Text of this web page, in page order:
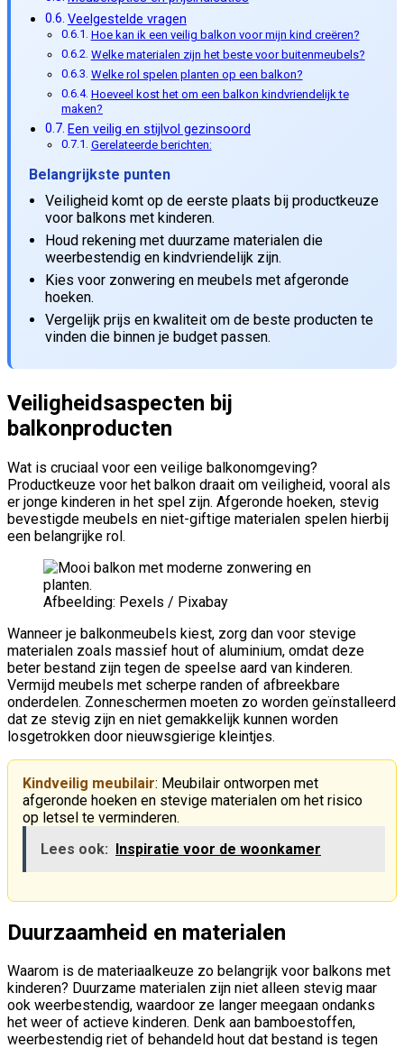
Veelgestelde vragen
Hoe kan ik een veilig balkon voor mijn kind creëren?
Welke materialen zijn het beste voor buitenmeubels?
Welke rol spelen planten op een balkon?
Hoeveel kost het om een balkon kindvriendelijk te
maken?
Een veilig en stijlvol gezinsoord
Gerelateerde berichten:
Belangrijkste punten
Veiligheid komt op de eerste plaats bij productkeuze
voor balkons met kinderen.
Houd rekening met duurzame materialen die
weerbestendig en kindvriendelijk zijn.
Kies voor zonwering en meubels met afgeronde
hoeken.
Vergelijk prijs en kwaliteit om de beste producten te
vinden die binnen je budget passen.
Veiligheidsaspecten bij
balkonproducten
Wat is cruciaal voor een veilige balkonomgeving?
Productkeuze voor het balkon draait om veiligheid, vooral als
er jonge kinderen in het spel zijn. Afgeronde hoeken, stevig
bevestigde meubels en niet-giftige materialen spelen hierbij
een belangrijke rol.
Afbeelding: Pexels / Pixabay
Wanneer je balkonmeubels kiest, zorg dan voor stevige
materialen zoals massief hout of aluminium, omdat deze
beter bestand zijn tegen de speelse aard van kinderen.
Vermijd meubels met scherpe randen of afbreekbare
onderdelen. Zonneschermen moeten zo worden geïnstalleerd
dat ze stevig zijn en niet gemakkelijk kunnen worden
losgetrokken door nieuwsgierige kleintjes.
Kindveilig meubilair: Meubilair ontworpen met
afgeronde hoeken en stevige materialen om het risico
op letsel te verminderen.
Lees ook: Inspiratie voor de woonkamer
Duurzaamheid en materialen
Waarom is de materiaalkeuze zo belangrijk voor balkons met
kinderen? Duurzame materialen zijn niet alleen stevig maar
ook weerbestendig, waardoor ze langer meegaan ondanks
het weer of actieve kinderen. Denk aan bamboestoffen,
weerbestendig riet of behandeld hout dat bestand is tegen